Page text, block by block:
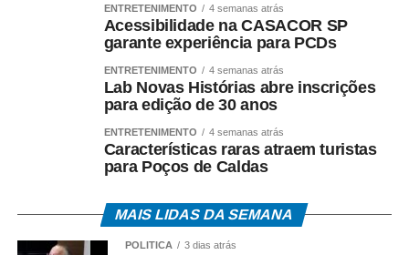
modernizar a estrutura.
encerradas em meados da década de 1960. Parte das
construções, no entanto, permaneceu de pé.
Atualmente, galpões, ruínas e equipamentos antigos
ajudam a preservar a memória do período em que a
regional. Relatos de moradores e dos herdeiros da família
Fontes também mantêm viva a história da propriedade.
ENTRETENIMENTO 4 semanas atrás
Acessibilidade na CASACOR SP
garante experiência para PCDs
ENTRETENIMENTO 4 semanas atrás
Lab Novas Histórias abre inscrições
para edição de 30 anos
ENTRETENIMENTO 4 semanas atrás
Características raras atraem turistas
para Poços de Caldas
MAIS LIDAS DA SEMANA
POLÍTICA 3 dias atrás